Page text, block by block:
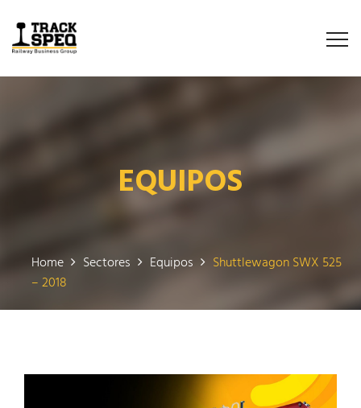
EQUIPOS
Home Sectores Equipos
Shuttlewagon SWX 525
– 2018